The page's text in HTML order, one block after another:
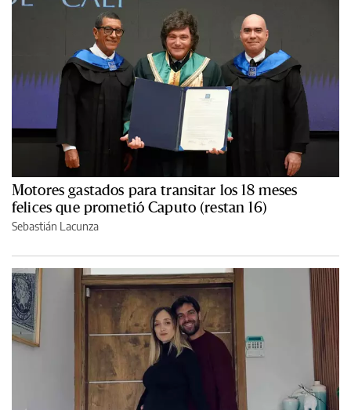
Motores gastados para transitar los 18 meses
felices que prometió Caputo (restan 16)
Sebastián Lacunza